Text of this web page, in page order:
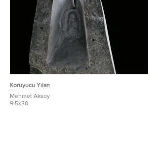
Koruyucu Yılan
Mehmet Aksoy
9.5x30